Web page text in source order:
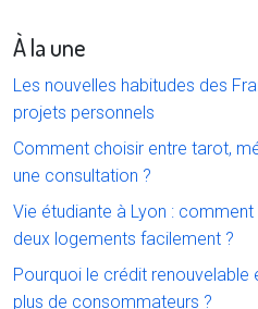
À la une
Les nouvelles habitudes des
projets personnels
Comment choisir entre tarot,
une consultation ?
Vie étudiante à Lyon :
deux logements facilement ?
Pourquoi le crédit renouvelable
plus de consommateurs ?